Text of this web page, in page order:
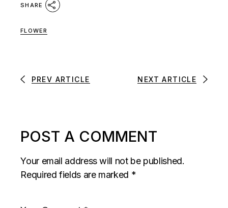
SHARE
FLOWER
PREV ARTICLE NEXT ARTICLE
POST A COMMENT
Your email address will not be published.
Required fields are marked *